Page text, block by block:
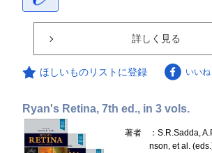
詳しく見る
ほしいものリストに登録 いいね
Ryan's Retina, 7th ed., in 3 vols.
著者
：S.R.Sadda,
nson, et al.